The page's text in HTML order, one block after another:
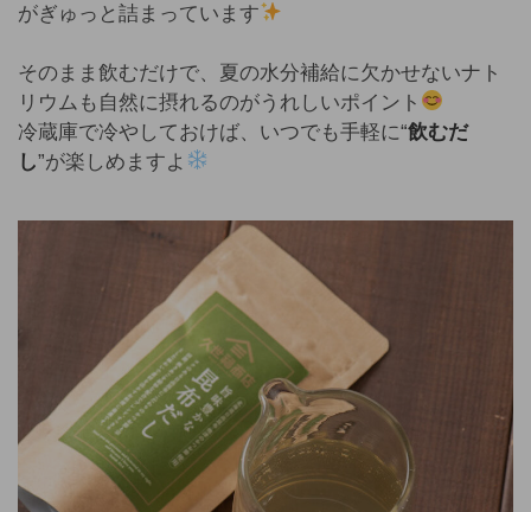
がぎゅっと詰まっています
そのまま飲むだけで、夏の水分補給に欠かせないナト
リウムも自然に摂れるのがうれしいポイント
冷蔵庫で冷やしておけば、いつでも手軽に“飲むだ
し”が楽しめますよ